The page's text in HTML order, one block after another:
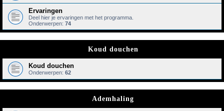
Ervaringen
Deel hier je ervaringen met het programma.
Onderwerpen: 74
Koud douchen
Koud douchen
Onderwerpen: 62
Ademhaling